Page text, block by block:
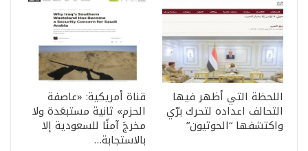
اللحظة التي أظهر فيها
التحالف اعداده لتحرك برّي
واكتشفها “الحوثيون”
قناة أمريكية: «عاصفة
الحزم» ثانية مستبعَدة ولا
مخرجَ آمنًا للسعودية إلا
بالاستجابة…